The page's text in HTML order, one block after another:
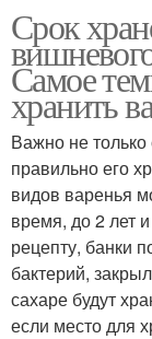
Срок
Самое
хранить
Важно не
правильно его
видов варенья
время, до 2 лет
рецепту, банки
бактерий,
сахаре будут
если место для